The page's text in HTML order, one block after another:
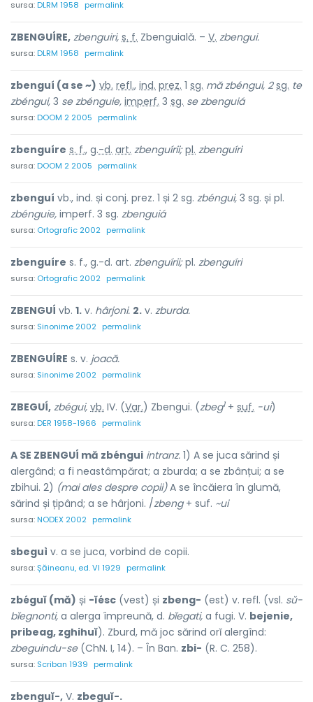
sursa:DLRM 1958 permalink
ZBENGUÍRE, zbenguiri, s. f. Zbenguială. – V. zbengui.
sursa:DLRM 1958 permalink
zbenguí (a se ~) vb. refl., ind. prez. 1 sg. mă zbéngui, 2 sg. te
zbéngui, 3 se zbénguie, imperf. 3 sg. se zbenguiá
sursa:DOOM 2 2005 permalink
zbenguíre s. f., g.-d. art. zbenguírii; pl. zbenguíri
sursa:DOOM 2 2005 permalink
zbenguí vb., ind. și conj. prez. 1 și 2 sg. zbéngui, 3 sg. și pl.
zbénguie, imperf. 3 sg. zbenguiá
sursa: Ortografic 2002 permalink
zbenguíre s. f., g.-d. art. zbenguírii;pl. zbenguíri
sursa: Ortografic 2002 permalink
ZBENGUÍ vb. 1. v. hârjoni. 2. v. zburda.
sursa: Sinonime 2002 permalink
ZBENGUÍRE s. v. joacă.
sursa: Sinonime 2002 permalink
ZBEGUÍ, zbégui, vb. IV. (Var.) Zbengui. (zbeg1+ suf. -ui)
sursa:DER 1958-1966 permalink
A SE ZBENGUÍ mă zbéngui intranz. 1) A se juca sărind și
alergând; a fi neastâmpărat; a zburda; a se zbânțui; a se
zbihui. 2) (mai ales despre copii)A se încăiera în glumă,
sărind și țipând; a se hârjoni. /zbeng+ suf. ~ui
sursa:NODEX 2002 permalink
sbeguì v. a se juca, vorbind de copii.
sursa:Șăineanu, ed. VI 1929 permalink
zbéguĭ (mă) și -ĭésc (vest) și zbeng- (est) v. refl. (vsl. sŭ-
bĭegnonti, a alerga împreună, d. bĭegati, a fugi. V. bejenie,
pribeag, zghihuĭ). Zburd, mă joc sărind orĭ alergînd:
zbeguindu-se(ChN. I, 14). – În Ban. zbi- (R. C. 258).
sursa: Scriban 1939 permalink
zbenguĭ-, V. zbeguĭ-.